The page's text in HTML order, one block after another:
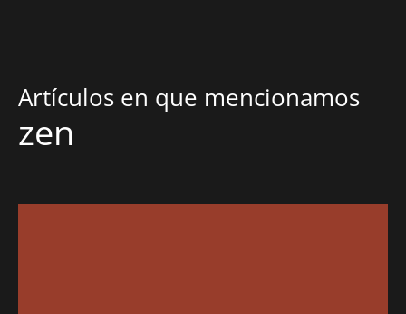
Artículos en que mencionamos
zen